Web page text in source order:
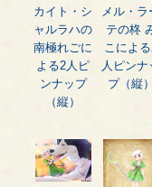
カイト・シ
ャルラハの
南極れごに
よる2人ピ
ンナップ
（縦）
メル・ラ
テの柊
こによ
人ピンナ
プ（縦）